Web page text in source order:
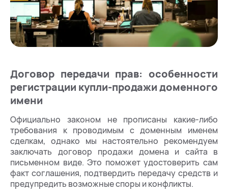
Договор передачи прав: особенности
регистрации купли-продажи доменного
имени
Официально законом не прописаны какие-либо
требования к проводимым с доменным именем
сделкам, однако мы настоятельно рекомендуем
заключать договор продажи домена и сайта в
письменном виде. Это поможет удостоверить сам
факт соглашения, подтвердить передачу средств и
предупредить возможные споры и конфликты.